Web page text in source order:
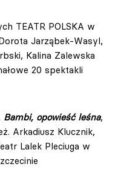
TEATR POLSKA w
Jarząbek-Wasyl,
Kalina Zalewska
20 spektakli
Bambi, opowieść leśna,
Arkadiusz Klucznik,
Lalek Pleciuga w